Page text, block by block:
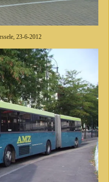
23-6-2012